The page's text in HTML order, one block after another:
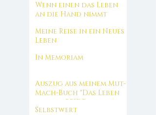
Wenn einen das Leben
an die Hand nimmt
Meine Reise in ein Neues
Leben
In Memoriam
Auszug aus meinem Mut-
Mach-Buch "Das Leben
das wir BEIDE lieben"
Selbstwert